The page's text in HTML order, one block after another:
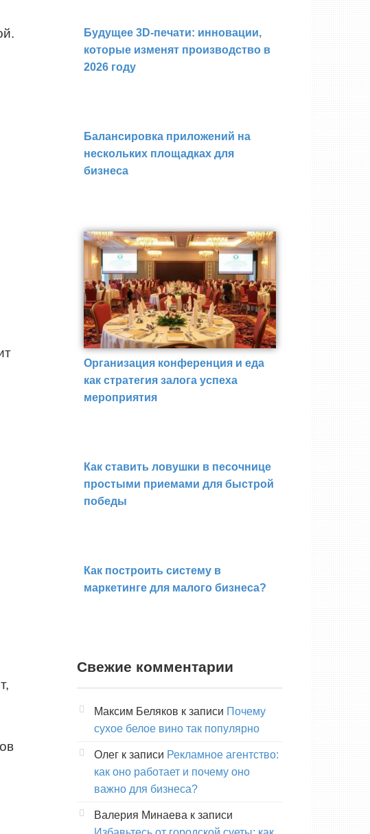
Будущее 3D-печати: инновации,
которые изменят производство в
2026 году
Балансировка приложений на
нескольких площадках для
бизнеса
Организация конференция и еда
как стратегия залога успеха
мероприятия
Как ставить ловушки в песочнице
простыми приемами для быстрой
победы
Как построить систему в
маркетинге для малого бизнеса?
Свежие комментарии
Максим Беляков к записи Почему
сухое белое вино так популярно
Олег к записи Рекламное агентство:
как оно работает и почему оно
важно для бизнеса?
Валерия Минаева к записи